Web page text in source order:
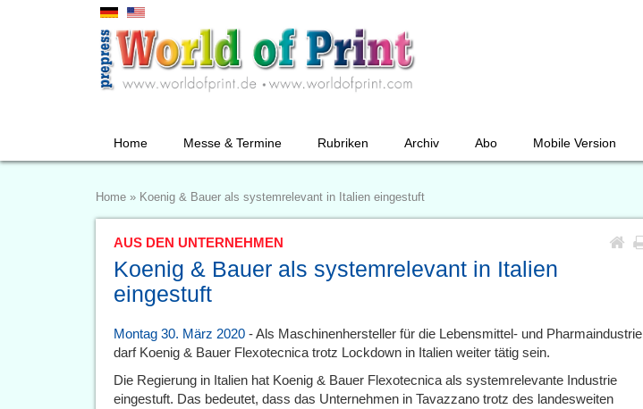
Home Messe & Termine Rubriken Archiv Abo Mobile Version
Home » Koenig & Bauer als systemrelevant in Italien eingestuft
AUS DEN UNTERNEHMEN
Koenig & Bauer als systemrelevant in Italien
eingestuft
Montag 30. März 2020 - Als Maschinenhersteller für die Lebensmittel- und Pharmaindustrie
darf Koenig & Bauer Flexotecnica trotz Lockdown in Italien weiter tätig sein.
Die Regierung in Italien hat Koenig & Bauer Flexotecnica als systemrelevante Industrie
eingestuft. Das bedeutet, dass das Unternehmen in Tavazzano trotz des landesweiten